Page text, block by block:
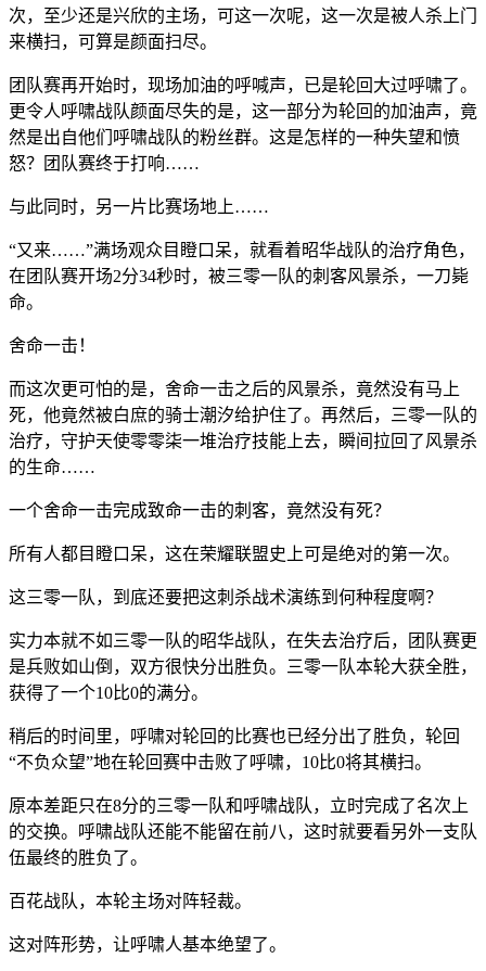
次，至少还是兴欣的主场，可这一次呢，这一次是被人杀上门
来横扫，可算是颜面扫尽。
团队赛再开始时，现场加油的呼喊声，已是轮回大过呼啸了。
更令人呼啸战队颜面尽失的是，这一部分为轮回的加油声，竟
然是出自他们呼啸战队的粉丝群。这是怎样的一种失望和愤
怒？团队赛终于打响……
与此同时，另一片比赛场地上……
“又来……”满场观众目瞪口呆，就看着昭华战队的治疗角色，
在团队赛开场2分34秒时，被三零一队的刺客风景杀，一刀毙
命。
舍命一击！
而这次更可怕的是，舍命一击之后的风景杀，竟然没有马上
死，他竟然被白庶的骑士潮汐给护住了。再然后，三零一队的
治疗，守护天使零零柒一堆治疗技能上去，瞬间拉回了风景杀
的生命……
一个舍命一击完成致命一击的刺客，竟然没有死？
所有人都目瞪口呆，这在荣耀联盟史上可是绝对的第一次。
这三零一队，到底还要把这刺杀战术演练到何种程度啊？
实力本就不如三零一队的昭华战队，在失去治疗后，团队赛更
是兵败如山倒，双方很快分出胜负。三零一队本轮大获全胜，
获得了一个10比0的满分。
稍后的时间里，呼啸对轮回的比赛也已经分出了胜负，轮回
“不负众望”地在轮回赛中击败了呼啸，10比0将其横扫。
原本差距只在8分的三零一队和呼啸战队，立时完成了名次上
的交换。呼啸战队还能不能留在前八，这时就要看另外一支队
伍最终的胜负了。
百花战队，本轮主场对阵轻裁。
这对阵形势，让呼啸人基本绝望了。